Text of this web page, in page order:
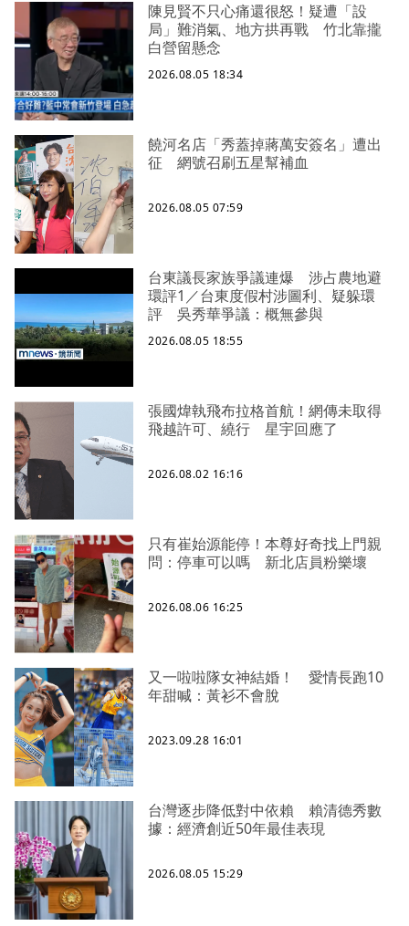
陳見賢不只心痛還很怒！疑遭「設
局」難消氣、地方拱再戰 竹北靠攏
白營留懸念
2026.08.05 18:34
饒河名店「秀蓋掉蔣萬安簽名」遭出
征 網號召刷五星幫補血
2026.08.05 07:59
台東議長家族爭議連爆 涉占農地避
環評1／台東度假村涉圖利、疑躲環
評 吳秀華爭議：概無參與
2026.08.05 18:55
張國煒執飛布拉格首航！網傳未取得
飛越許可、繞行 星宇回應了
2026.08.02 16:16
只有崔始源能停！本尊好奇找上門親
問：停車可以嗎 新北店員粉樂壞
2026.08.06 16:25
又一啦啦隊女神結婚！ 愛情長跑10
年甜喊：黃衫不會脫
2023.09.28 16:01
台灣逐步降低對中依賴 賴清德秀數
據：經濟創近50年最佳表現
2026.08.05 15:29